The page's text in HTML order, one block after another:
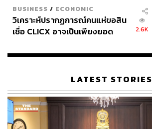
BUSINESS / ECONOMIC
วิเคราะห์ปรากฏการณ์คนแห่ขอสิน
เชื่อ CLICX อาจเป็นเพียงยอด
เรือนไทยที่ถูกซุกไว้
2.6K
LATEST STORIES